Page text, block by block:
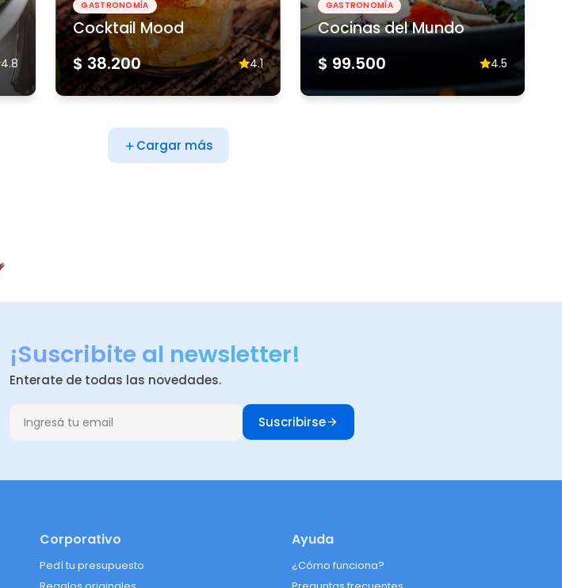
4.8
GASTRONOMÍA
Cocktail Mood
$ 38.200 4.1
GASTRONOMÍA
Cocinas del Mundo
$ 99.500 4.5
Cargar más
¡Suscribite al newsletter!
Enterate de todas las novedades.
Suscribirse
Corporativo
Pedí tu presupuesto
Ayuda
¿Cómo funciona?